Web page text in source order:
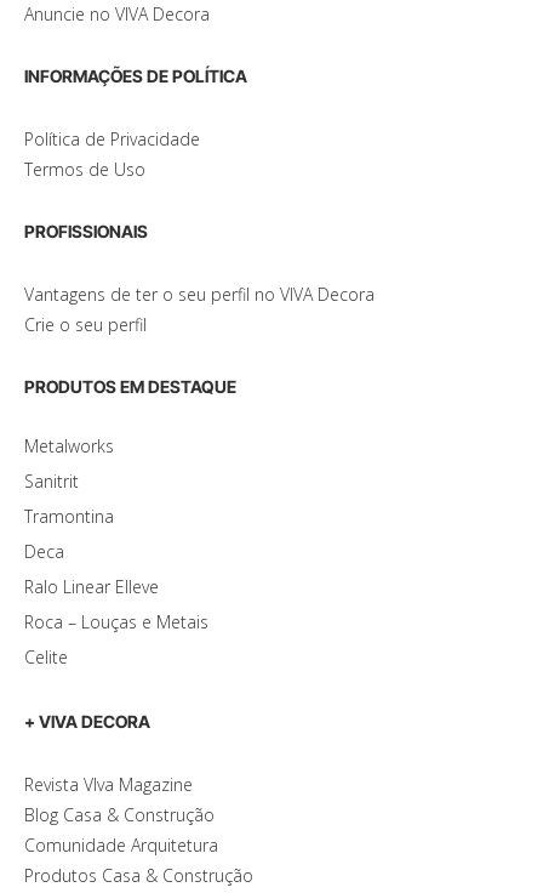
Anuncie no VIVA Decora
INFORMAÇÕES DE POLÍTICA
Política de Privacidade
Termos de Uso
PROFISSIONAIS
Vantagens de ter o seu perfil no VIVA Decora
Crie o seu perfil
PRODUTOS EM DESTAQUE
Metalworks
Sanitrit
Tramontina
Deca
Ralo Linear Elleve
Roca – Louças e Metais
Celite
+ VIVA DECORA
Revista VIva Magazine
Blog Casa & Construção
Comunidade Arquitetura
Produtos Casa & Construção